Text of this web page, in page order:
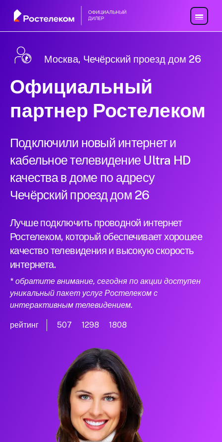
Москва, Чечёрский проезд дом 26
Официальный
партнер Ростелеком
Подключили новый интернет и
кабельное телевидение Ultra HD
качества в доме по адресу
Чечёрский проезд дом 26
Лучше подключить проводной интернет
Ростелеком, который обеспечивает хорошее
качество телевидения и высокую скорость
интернета.
* обратите внимание, сегодня по акции доступен
уникальный пакет услуг Ростелеком с
интерактивным телевидением.
рейтинг 507 1298 1808